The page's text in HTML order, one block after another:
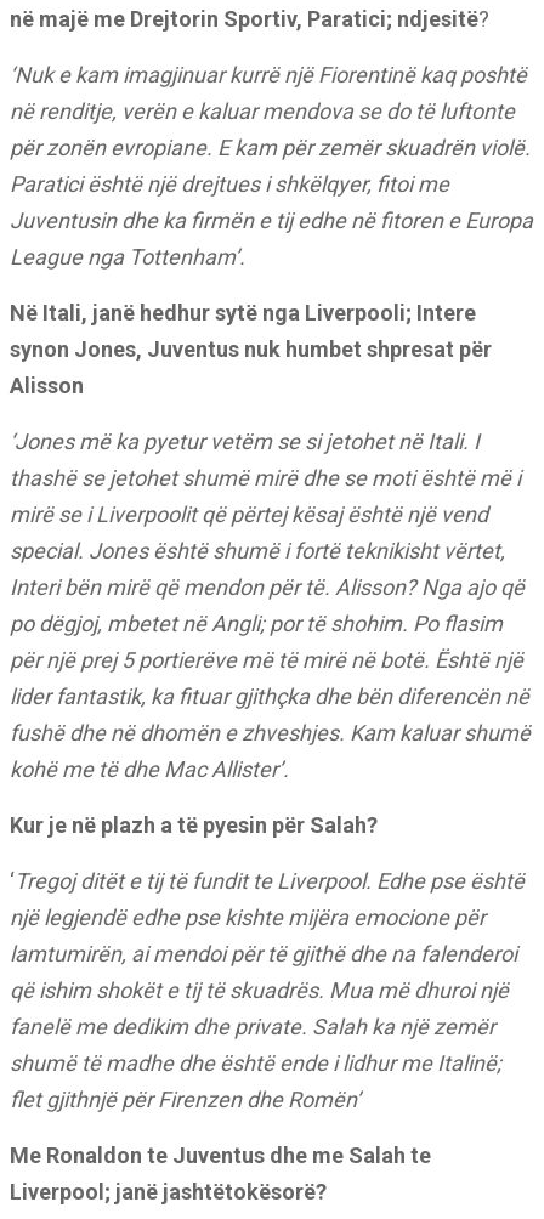
në majë me Drejtorin Sportiv, Paratici; ndjesitë?
‘Nuk e kam imagjinuar kurrë një Fiorentinë kaq poshtë
në renditje, verën e kaluar mendova se do të luftonte
për zonën evropiane. E kam për zemër skuadrën violë.
Paratici është një drejtues i shkëlqyer, fitoi me
Juventusin dhe ka firmën e tij edhe në fitoren e Europa
League nga Tottenham’.
Në Itali, janë hedhur sytë nga Liverpooli; Intere
synon Jones, Juventus nuk humbet shpresat për
Alisson
‘Jones më ka pyetur vetëm se si jetohet në Itali. I
thashë se jetohet shumë mirë dhe se moti është më i
mirë se i Liverpoolit që përtej kësaj është një vend
special. Jones është shumë i fortë teknikisht vërtet,
Interi bën mirë që mendon për të. Alisson? Nga ajo që
po dëgjoj, mbetet në Angli; por të shohim. Po flasim
për një prej 5 portierëve më të mirë në botë. Është një
lider fantastik, ka fituar gjithçka dhe bën diferencën në
fushë dhe në dhomën e zhveshjes. Kam kaluar shumë
kohë me të dhe Mac Allister’.
Kur je në plazh a të pyesin për Salah?
‘Tregoj ditët e tij të fundit te Liverpool. Edhe pse është
një legjendë edhe pse kishte mijëra emocione për
lamtumirën, ai mendoi për të gjithë dhe na falenderoi
që ishim shokët e tij të skuadrës. Mua më dhuroi një
fanelë me dedikim dhe private. Salah ka një zemër
shumë të madhe dhe është ende i lidhur me Italinë;
flet gjithnjë për Firenzen dhe Romën’
Me Ronaldon te Juventus dhe me Salah te
Liverpool; janë jashtëtokësorë?